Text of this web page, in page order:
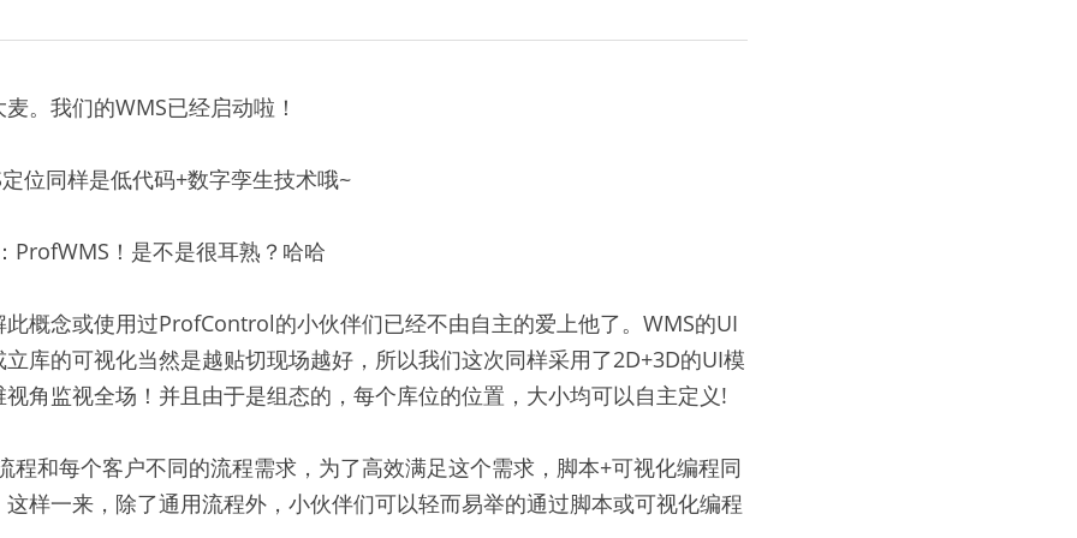
。我们的WMS已经启动啦！
位同样是低代码+数字孪生技术哦~
ProfWMS！是不是很耳熟？哈哈
概念或使用过ProfControl的小伙伴们已经不由自主的爱上他了。WMS的UI
库的可视化当然是越贴切现场越好，所以我们这次同样采用了2D+3D的UI模
角监视全场！并且由于是组态的，每个库位的位置，大小均可以自主定义!
程和每个客户不同的流程需求，为了高效满足这个需求，脚本+可视化编程同
样一来，除了通用流程外，小伙伴们可以轻而易举的通过脚本或可视化编程